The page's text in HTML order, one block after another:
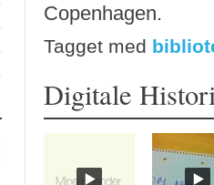
Copenhagen.
Tagget med
Digitale